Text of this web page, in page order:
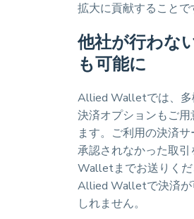
拡大に貢献することで
他社が行わな
も可能に
Allied Walletでは、多
決済オプションもご用
ます。ご利用の決済
承認されなかった取
Walletまでお送りくだ
Allied Walletで決済が
しれません。